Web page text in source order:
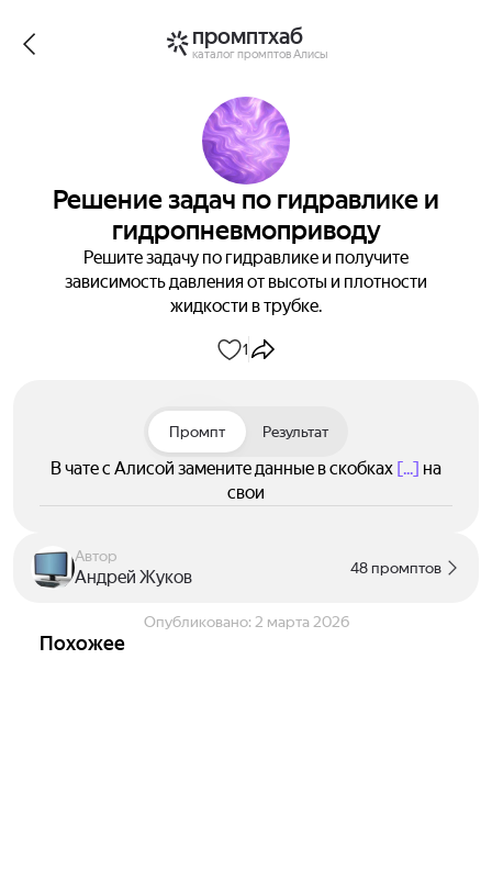
промптхаб
каталог промптов Алисы
Решение задач по гидравлике и
гидропневмоприводу
Решите задачу по гидравлике и получите
зависимость давления от высоты и плотности
жидкости в трубке.
1
Промпт Результат
В чате с Алисой замените данные в скобках [...] на
свои
Автор
Андрей Жуков 48 промптов
Опубликовано: 2 марта 2026
Похожее